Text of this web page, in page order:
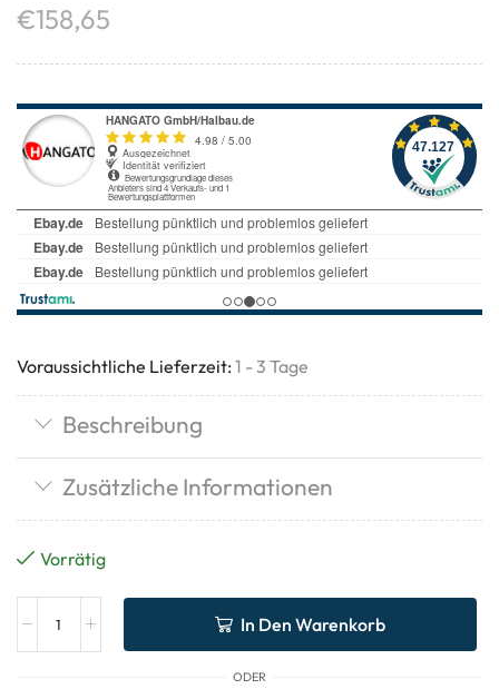
€158,65
Voraussichtliche Lieferzeit: 1 - 3 Tage
Beschreibung
Zusätzliche Informationen
Vorrätig
In Den Warenkorb
ODER